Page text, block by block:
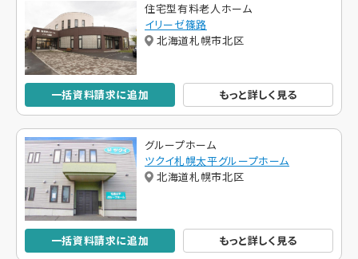
住宅型有料老人ホーム
イリーゼ篠路
北海道札幌市北区
一括資料請求に追加 もっと詳しく見る
グループホーム
ツクイ札幌太平グループホーム
北海道札幌市北区
一括資料請求に追加 もっと詳しく見る